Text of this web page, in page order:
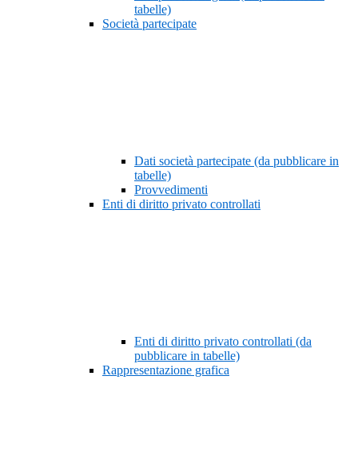
tabelle)
Società partecipate
Dati società partecipate (da pubblicare in
tabelle)
Provvedimenti
Enti di diritto privato controllati
Enti di diritto privato controllati (da
pubblicare in tabelle)
Rappresentazione grafica